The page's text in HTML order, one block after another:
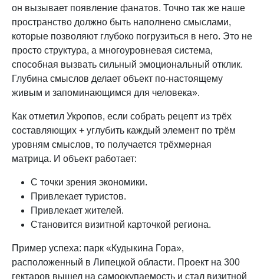
он вызывает появление фанатов. Точно так же наше
пространство должно быть наполнено смыслами,
которые позволяют глубоко погрузиться в него. Это не
просто структура, а многоуровневая система,
способная вызвать сильный эмоциональный отклик.
Глубина смыслов делает объект по-настоящему
живым и запоминающимся для человека».
Как отметил Укропов, если собрать рецепт из трёх
составляющих + углубить каждый элемент по трём
уровням смыслов, то получается трёхмерная
матрица. И объект работает:
С точки зрения экономики.
Привлекает туристов.
Привлекает жителей.
Становится визитной карточкой региона.
Пример успеха: парк «Кудыкина Гора»,
расположенный в Липецкой области. Проект на 300
гектаров вышел на самоокупаемость и стал визитной